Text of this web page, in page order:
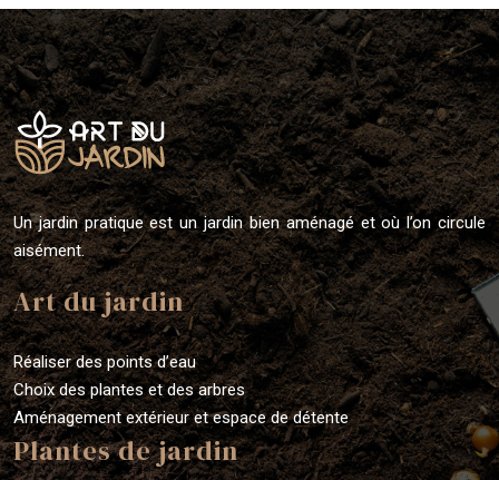
Un jardin pratique est un jardin bien aménagé et où l’on circule
aisément.
Art du jardin
Réaliser des points d’eau
Choix des plantes et des arbres
Aménagement extérieur et espace de détente
Plantes de jardin